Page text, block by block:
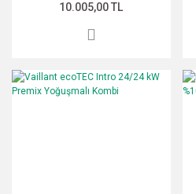
10.005,00 TL